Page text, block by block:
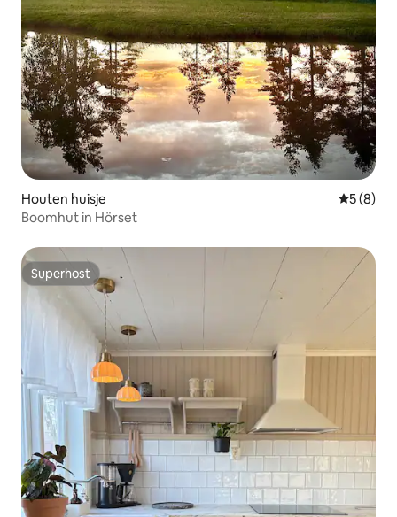
Houten huisje
5 (8)
Boomhut in Hörset
Superhost
Superhost